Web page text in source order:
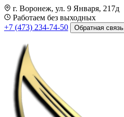
г. Воронеж, ул. 9 Января, 217д
Работаем без выходных
+7 (473) 234-74-50
Обратная связь